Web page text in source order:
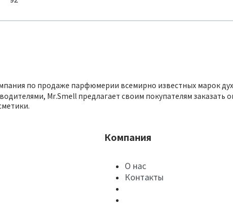
по продаже парфюмерии всемирно известных марок
Mr.Smell предлагает своим покупателям заказать
Компания
О нас
Контакты